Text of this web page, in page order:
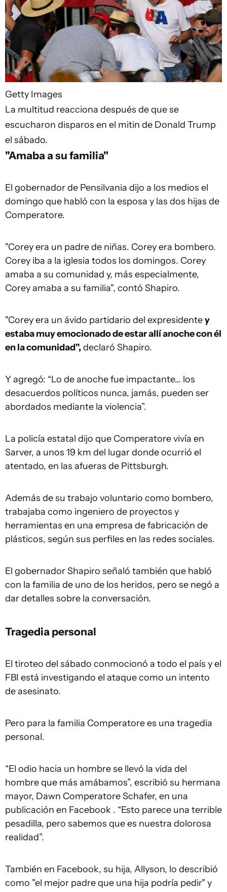
Getty Images
La multitud reacciona después de que se
escucharon disparos en el mitin de Donald Trump
el sábado.
"Amaba a su familia"
El gobernador de Pensilvania dijo a los medios el
domingo que habló con la esposa y las dos hijas de
Comperatore.
"Corey era un padre de niñas. Corey era bombero.
Corey iba a la iglesia todos los domingos. Corey
amaba a su comunidad y, más especialmente,
Corey amaba a su familia", contó Shapiro.
"Corey era un ávido partidario del expresidentey
estaba muy emocionado de estar allí anoche con él
en la comunidad", declaró Shapiro.
Y agregó: “Lo de anoche fue impactante… los
desacuerdos políticos nunca, jamás, pueden ser
abordados mediante la violencia”.
La policía estatal dijo que Comperatore vivía en
Sarver, a unos 19 km del lugar donde ocurrió el
atentado, en las afueras de Pittsburgh.
Además de su trabajo voluntario como bombero,
trabajaba como ingeniero de proyectos y
herramientas en una empresa de fabricación de
plásticos, según sus perfiles en las redes sociales.
El gobernador Shapiro señaló también que habló
con la familia de uno de los heridos, pero se negó a
dar detalles sobre la conversación.
Tragedia personal
El tiroteo del sábado conmocionó a todo el país y el
FBI está investigando el ataque como un intento
de asesinato.
Pero para la familia Comperatore es una tragedia
personal.
“El odio hacia un hombre se llevó la vida del
hombre que más amábamos”, escribió su hermana
mayor, Dawn Comperatore Schafer, en una
publicación en Facebook . “Esto parece una terrible
pesadilla, pero sabemos que es nuestra dolorosa
realidad”.
También en Facebook, su hija, Allyson, lo describió
como "el mejor padre que una hija podría pedir" y